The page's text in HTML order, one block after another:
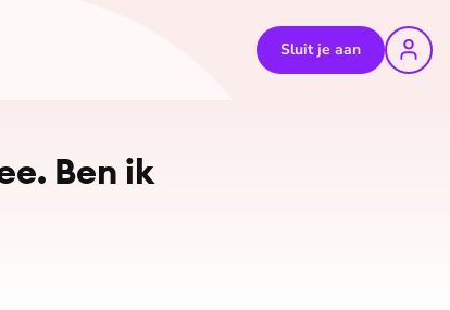
Sluit je aan
Ben ik